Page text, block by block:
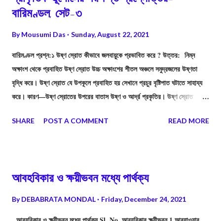
বারিমণ্ডল, সেট-৩
ByMousumi Das Sunday, August 22, 2021
বারিমণ্ডল প্রশ্ন:১ উষ্ণ স্রোত কীভাবে জলবায়ুকে প্রভাবিত করে ? উত্তর: নিম্ন
অক্ষাংশ থেকে প্রবাহিত উষ্ণ স্রোত উচ্চ অক্ষাংশের শীতল অঞ্চলে সমুদ্রজলের উষ্ণতা
বৃদ্ধি করে। উষ্ণ স্রোত যে উপকূলে প্রবাহিত হয় সেখানে প্রচুর বৃষ্টিপাত ঘটাতে সাহায্য
করে। কারণ—উষ্ণ স্রোতের উপরের বাতাস উষ্ণ ও আর্দ্র প্রকৃতির। উষ্ণ স্রোত
উষ্ণ স্রোত সংলগ্ন উপকূলের উষ্ণতাও বৃদ্ধি করে।
SHARE POST A COMMENT READ MORE
আবহবিকার ও ক্ষয়ীভবন মধ্যে পার্থক্য
ByDEBABRATA MONDAL Friday, December 24, 2021